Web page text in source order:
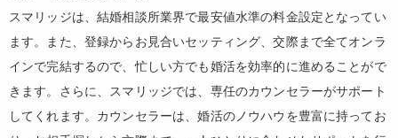
スマリッジは、結婚相談所業界で最安値水準の料金設定となってい
ます。また、登録からお見合いセッティング、交際まで全てオンラ
インで完結するので、忙しい方でも婚活を効率的に進めることがで
きます。さらに、スマリッジでは、専任のカウンセラーがサポート
してくれます。カウンセラーは、婚活のノウハウを豊富に持ってお